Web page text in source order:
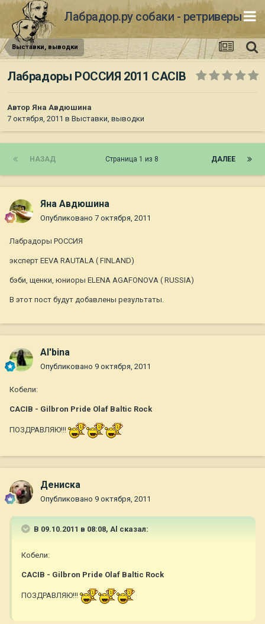
Лабрадор.ру собаки - ретриверы
Выставки, выводки
Лабрадоры РОССИЯ 2011 CACIB
Автор Яна Авдюшина
7 октября, 2011 в Выставки, выводки
НАЗАД ДАЛЕЕ
Страница 1 из 8
Яна Авдюшина
Опубликовано 7 октября, 2011
Лабрадоры РОССИЯ
эксперт EEVA RAUTALA ( FINLAND)
бэби, щенки, юниоры ELENA AGAFONOVA ( RUSSIA)
В этот пост будут добавлены результаты.
Al'bina
Опубликовано 9 октября, 2011
Кобели:
САСIB - Gilbron Pride Olaf Baltic Rock
ПОЗДРАВЛЯЮ!!!
Дениска
Опубликовано 9 октября, 2011
В 09.10.2011 в 08:08, Al сказал:
Кобели:
САСIB - Gilbron Pride Olaf Baltic Rock
ПОЗДРАВЛЯЮ!!!